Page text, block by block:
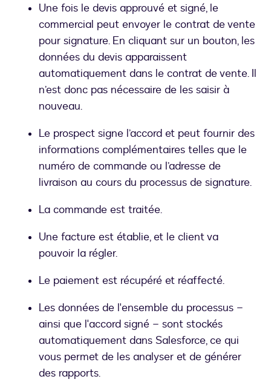
Une fois le devis approuvé et signé, le
commercial peut envoyer le contrat de vente
pour signature. En cliquant sur un bouton, les
données du devis apparaissent
automatiquement dans le contrat de vente. Il
n’est donc pas nécessaire de les saisir à
nouveau.
Le prospect signe l’accord et peut fournir des
informations complémentaires telles que le
numéro de commande ou l’adresse de
livraison au cours du processus de signature.
La commande est traitée.
Une facture est établie, et le client va
pouvoir la régler.
Le paiement est récupéré et réaffecté.
Les données de l'ensemble du processus –
ainsi que l'accord signé – sont stockés
automatiquement dans Salesforce, ce qui
vous permet de les analyser et de générer
des rapports.